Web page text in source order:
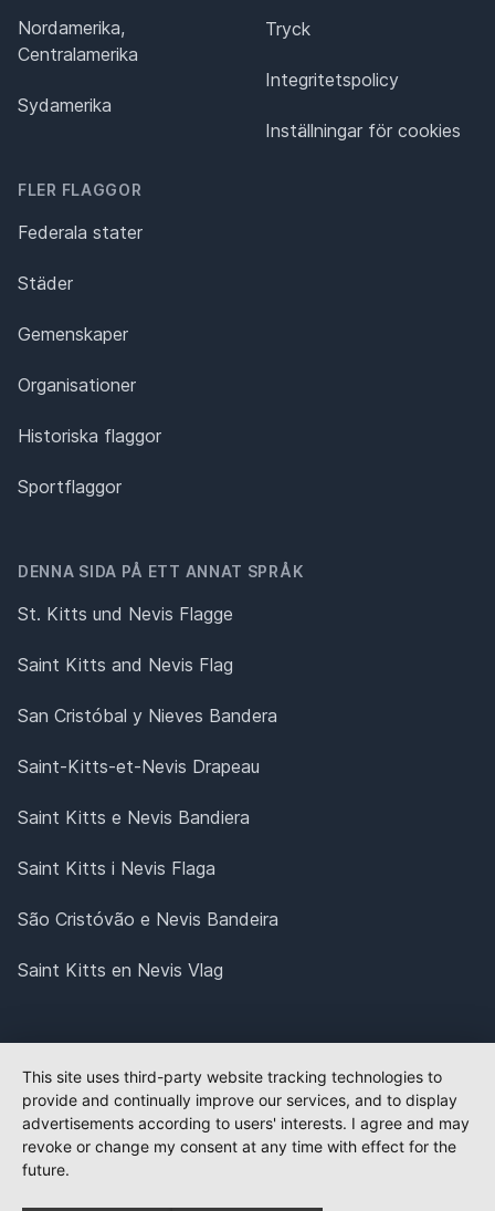
Nordamerika,
Centralamerika
Sydamerika
FLER FLAGGOR
Federala stater
Städer
Gemenskaper
Organisationer
Historiska flaggor
Sportflaggor
Tryck
Integritetspolicy
Inställningar för cookies
DENNA SIDA PÅ ETT ANNAT SPRÅK
St. Kitts und Nevis Flagge
Saint Kitts and Nevis Flag
San Cristóbal y Nieves Bandera
Saint-Kitts-et-Nevis Drapeau
Saint Kitts e Nevis Bandiera
Saint Kitts i Nevis Flaga
São Cristóvão e Nevis Bandeira
Saint Kitts en Nevis Vlag
This site uses third-party website tracking technologies to
provide and continually improve our services, and to display
advertisements according to users' interests. I agree and may
revoke or change my consent at any time with effect for the
future.